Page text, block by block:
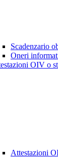
Scadenzario
Oneri
OIV o
Attestazioni